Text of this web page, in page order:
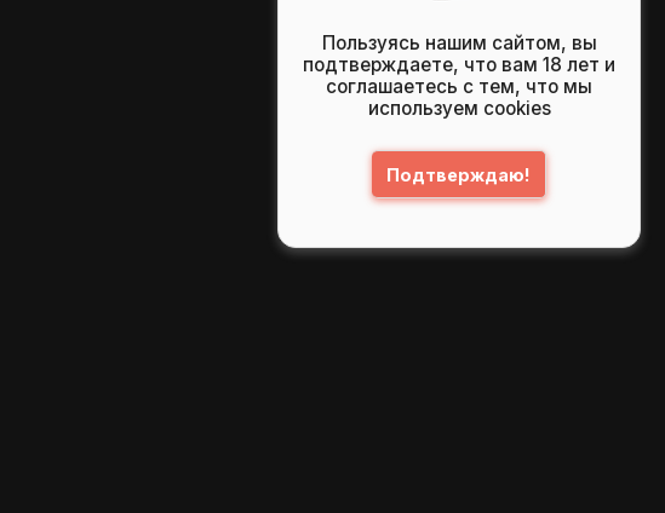
Пользуясь нашим сайтом, вы
подтверждаете, что вам 18 лет и
соглашаетесь с тем, что мы
используем cookies
Подтверждаю!